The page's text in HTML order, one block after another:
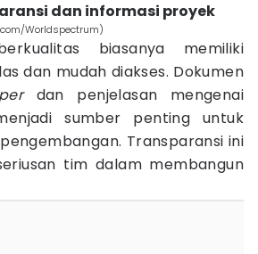
dan informasi proyek
Worldspectrum)
biasanya memiliki
dan mudah diakses. Dokumen
dan penjelasan mengenai
sumber penting untuk
Transparansi ini
tim dalam membangun